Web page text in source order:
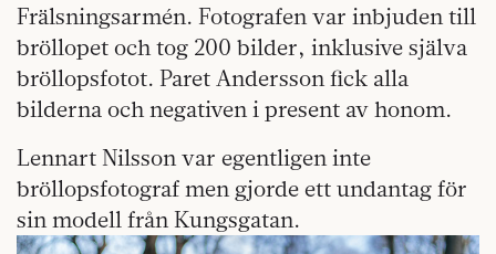
Frälsningsarmén. Fotografen var inbjuden till
bröllopet och tog 200 bilder, inklusive själva
bröllopsfotot. Paret Andersson fick alla
bilderna och negativen i present av honom.
Lennart Nilsson var egentligen inte
bröllopsfotograf men gjorde ett undantag för
sin modell från Kungsgatan.